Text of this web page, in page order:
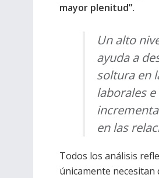
mayor plenitud”.
Un alto
ayuda a
soltura en
laborales
en las
Todos los análisis
únicamente